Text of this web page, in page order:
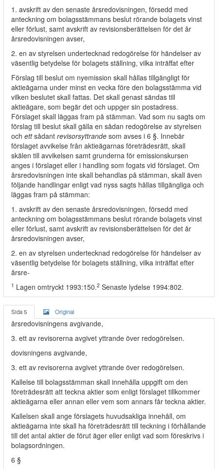
1. avskrift av den senaste årsredovisningen, försedd med
anteckning om bolagsstämmans beslut rörande bolagets vinst
eller förlust, samt avskrift av revisionsberättelsen för det år
årsredovisningen avser,
2. en av styrelsen undertecknad redogörelse för händelser av
väsentlig betydelse för bolagets ställning, vilka inträffat efter
Förslag till beslut om nyemission skall hållas tillgängligt för
aktieägarna under minst en vecka före den bolagsstämma vid
vilken beslutet skall fattas. Det skall genast sändas till
aktieägare, som begär det och uppger sin postadress.
Förslaget skall läggas fram på stämman. Vad som nu sagts om
förslag till beslut skall gälla en sådan redogörelse av styrelsen
och ettsådant revisorsyttrande som avses i 6 §. Innebär
förslaget avvikelse från aktieägarnas företrädesrätt, skall
skälen till avvikelsen samt grunderna för emissionskursen
anges i förslaget eller i handling som fogats vid förslaget. Om
årsredovisningen inte skall behandlas på stämman, skall även
följande handlingar enligt vad nyss sagts hållas tillgängliga och
läggas fram på stämman:
1. avskrift av den senaste årsredovisningen, försedd med
anteckning om bolagsstämmans beslut rörande bolagets vinst
eller förlust, samt avskrift av revisionsberättelsen för det år
årsredovisningen avser,
2. en av styrelsen undertecknad redogörelse för händelser av
väsentlig betydelse för bolagets ställning, vilka inträffat efter
årsre-
1 Lagen omtryckt 1993:150.2 Senaste lydelse 1994:802.
Sida 5 Original
årsredovisningens avgivande,
3. ett av revisorerna avgivet yttrande över redogörelsen.
dovisningens avgivande,
3. ett av revisorerna avgivet yttrande över redogörelsen.
Kallelse till bolagsstämman skall innehålla uppgift om den
företrädesrätt att teckna aktier som enligt förslaget tillkommer
aktieägarna eller annan eller vem som annars får teckna aktier.
Kallelsen skall ange förslagets huvudsakliga innehåll, om
aktieägarna inte skall ha företrädesrätt till teckning i förhållande
till det antal aktier de förut äger eller enligt vad som föreskrivs i
bolagsordningen.
6 §